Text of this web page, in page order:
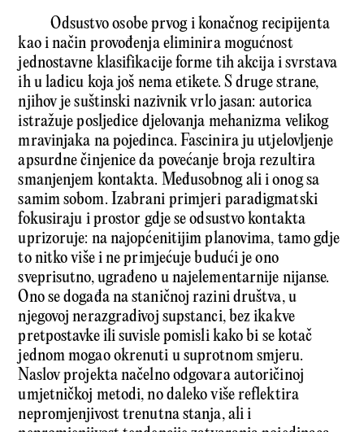
Odsustvo osobe prvog i konačnog recipijenta
kao i način provođenja eliminira mogućnost
jednostavne klasifikacije forme tih akcija i svrstava
ih u ladicu koja još nema etikete. S druge strane,
njihov je suštinski nazivnik vrlo jasan: autorica
istražuje posljedice djelovanja mehanizma velikog
mravinjaka na pojedinca. Fascinira ju utjelovljenje
apsurdne činjenice da povećanje broja rezultira
smanjenjem kontakta. Međusobnog ali i onog sa
samim sobom. Izabrani primjeri paradigmatski
fokusiraju i prostor gdje se odsustvo kontakta
uprizoruje: na najopćenitijim planovima, tamo gdje
to nitko više i ne primjećuje budući je ono
sveprisutno, ugrađeno u najelementarnije nijanse.
Ono se događa na staničnoj razini društva, u
njegovoj nerazgradivoj supstanci, bez ikakve
pretpostavke ili suvisle pomisli kako bi se kotač
jednom mogao okrenuti u suprotnom smjeru.
Naslov projekta načelno odgovara autoričinoj
umjetničkoj metodi, no daleko više reflektira
nepromjenjivost trenutna stanja, ali i